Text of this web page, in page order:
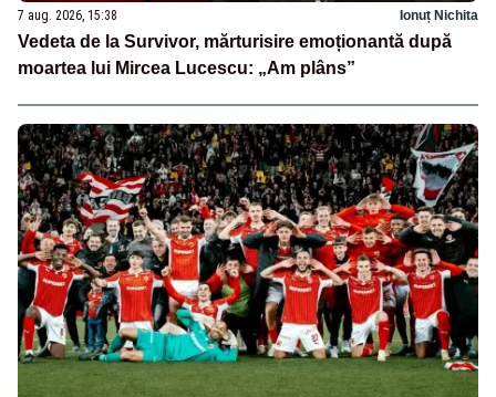
7 aug. 2026, 15:38 Ionuț Nichita
Vedeta de la Survivor, mărturisire emoționantă după
moartea lui Mircea Lucescu: „Am plâns”